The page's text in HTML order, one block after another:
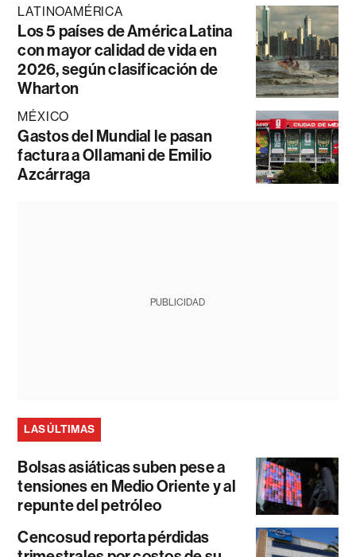
LATINOAMÉRICA
Los 5 países de América Latina
con mayor calidad de vida en
2026, según clasificación de
Wharton
MÉXICO
Gastos del Mundial le pasan
factura a Ollamani de Emilio
Azcárraga
PUBLICIDAD
LAS ÚLTIMAS
Bolsas asiáticas suben pese a
tensiones en Medio Oriente y al
repunte del petróleo
Cencosud reporta pérdidas